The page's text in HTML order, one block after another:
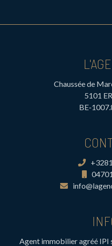
Chaussée de
5101
BE-
Agent immobilier agréé IPI